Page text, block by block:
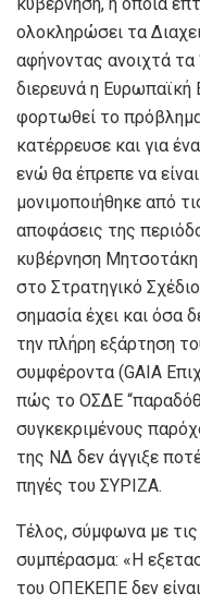
ολοκληρώσει τα
αφήνοντας ανοιχτά
διερευνά η Ευρωπαϊκή
φορτωθεί το
κατέρρευσε και για
ενώ θα έπρεπε να
μονιμοποιήθηκε από
αποφάσεις της
κυβέρνηση Μητσοτάκη
στο Στρατηγικό
σημασία έχει και όσα
την πλήρη εξάρτηση
συμφέροντα (GAIA
πώς το ΟΣΔΕ
συγκεκριμένους
της ΝΔ δεν άγγιξε
πηγές του ΣΥΡΙΖΑ.
Τέλος, σύμφωνα με τις
συμπέρασμα: «Η
του ΟΠΕΚΕΠΕ δεν